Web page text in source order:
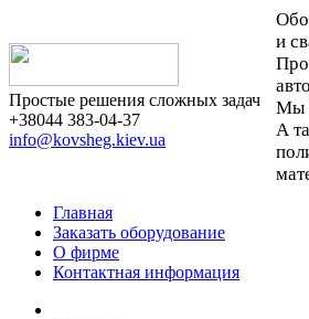
Простые решения сложных задач
+38044 383-04-37
info@kovsheg.kiev.ua
и
Мы
А
Главная
Заказать оборудование
О фирме
Контактная информация